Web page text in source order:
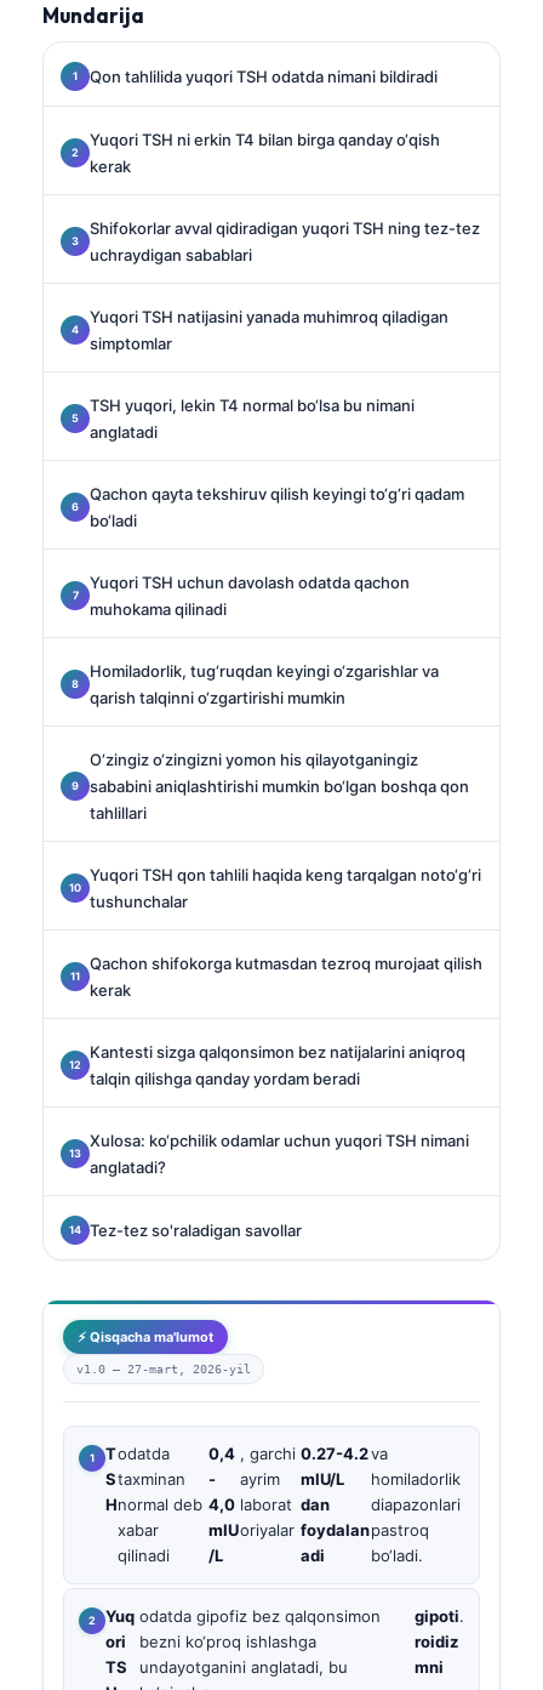
Mundarija
Qon tahlilida yuqori TSH odatda nimani bildiradi
Yuqori TSH ni erkin T4 bilan birga qanday o‘qish
kerak
Shifokorlar avval qidiradigan yuqori TSH ning tez-tez
uchraydigan sabablari
Yuqori TSH natijasini yanada muhimroq qiladigan
simptomlar
TSH yuqori, lekin T4 normal bo‘lsa bu nimani
anglatadi
Qachon qayta tekshiruv qilish keyingi to‘g‘ri qadam
bo‘ladi
Yuqori TSH uchun davolash odatda qachon
muhokama qilinadi
Homiladorlik, tug‘ruqdan keyingi o‘zgarishlar va
qarish talqinni o‘zgartirishi mumkin
O‘zingiz o‘zingizni yomon his qilayotganingiz
sababini aniqlashtirishi mumkin bo‘lgan boshqa qon
tahlillari
Yuqori TSH qon tahlili haqida keng tarqalgan noto‘g‘ri
tushunchalar
Qachon shifokorga kutmasdan tezroq murojaat qilish
kerak
Kantesti sizga qalqonsimon bez natijalarini aniqroq
talqin qilishga qanday yordam beradi
Xulosa: ko‘pchilik odamlar uchun yuqori TSH nimani
anglatadi?
Tez-tez so'raladigan savollar
⚡ Qisqacha ma'lumot
v1.0 — 27-mart, 2026-yil
T
S
H
odatda
taxminan
normal deb
xabar
qilinadi
0,4
-
4,0
mIU
/L
, garchi
ayrim
laborat
oriyalar
0.27-4.2
mIU/L
dan
foydalan
adi
va
homiladorlik
diapazonlari
pastroq
bo‘ladi.
Yuq
ori
TS
odatda gipofiz bez qalqonsimon
bezni ko‘proq ishlashga
undayotganini anglatadi, bu
gipoti
roidiz
mni
.